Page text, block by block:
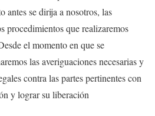
antes se dirija a nosotros, las
procedimientos que realizaremos
el momento en que se
las averiguaciones necesarias y
contra las partes pertinentes con
y lograr su liberación